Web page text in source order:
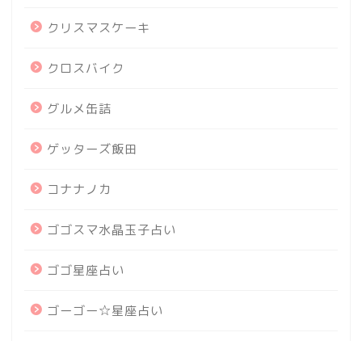
クリスマスケーキ
クロスバイク
グルメ缶詰
ゲッターズ飯田
コナナノカ
ゴゴスマ水晶玉子占い
ゴゴ星座占い
ゴーゴー☆星座占い